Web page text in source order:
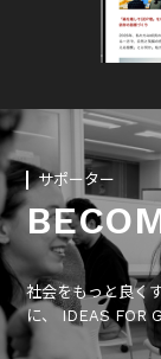
サポーター
社会をもっと良く
に、 IDEAS FOR